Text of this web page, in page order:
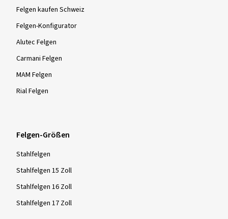
Felgen kaufen Schweiz
Felgen-Konfigurator
Alutec Felgen
Carmani Felgen
MAM Felgen
Rial Felgen
Felgen-Größen
Stahlfelgen
Stahlfelgen 15 Zoll
Stahlfelgen 16 Zoll
Stahlfelgen 17 Zoll